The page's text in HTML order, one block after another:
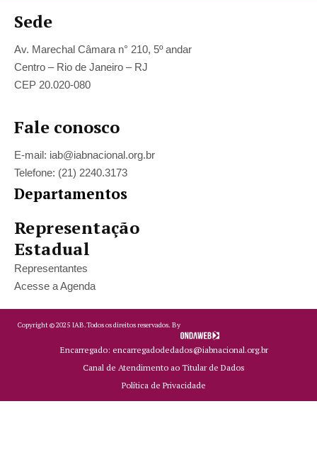
Sede
Av. Marechal Câmara n° 210, 5º andar
Centro – Rio de Janeiro – RJ
CEP 20.020-080
Fale conosco
E-mail: iab@iabnacional.org.br
Telefone: (21) 2240.3173
Departamentos
Representação
Estadual
Representantes
Acesse a Agenda
Copyright ©2025 IAB.Todos os direitos reservados. By
Encarregado: encarregadodedados@iabnacional.org.br
Canal de Atendimento ao Titular de Dados
Política de Privacidade